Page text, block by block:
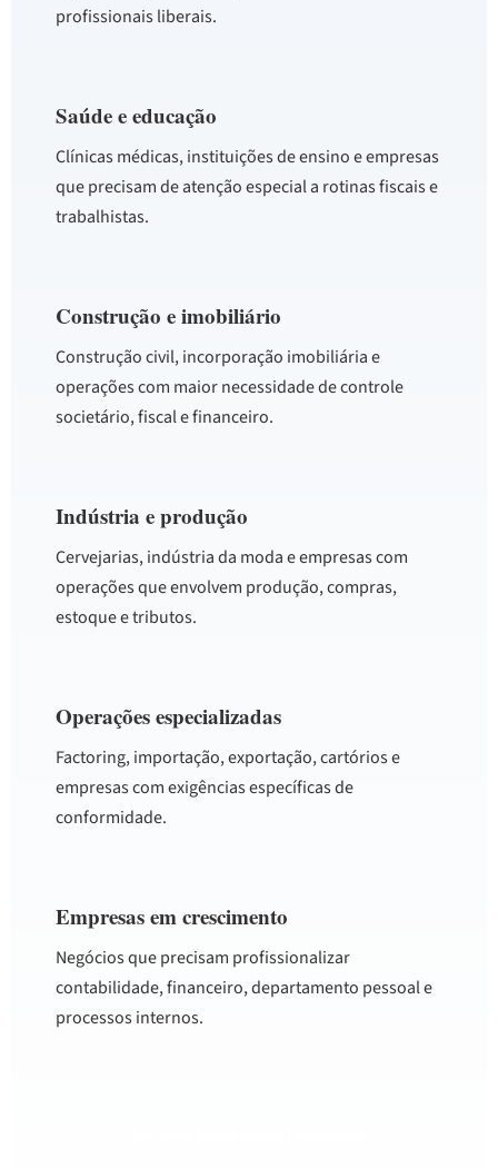
profissionais liberais.
Saúde e educação
Clínicas médicas, instituições de ensino e empresas
que precisam de atenção especial a rotinas fiscais e
trabalhistas.
Construção e imobiliário
Construção civil, incorporação imobiliária e
operações com maior necessidade de controle
societário, fiscal e financeiro.
Indústria e produção
Cervejarias, indústria da moda e empresas com
operações que envolvem produção, compras,
estoque e tributos.
Operações especializadas
Factoring, importação, exportação, cartórios e
empresas com exigências específicas de
conformidade.
Empresas em crescimento
Negócios que precisam profissionalizar
contabilidade, financeiro, departamento pessoal e
processos internos.